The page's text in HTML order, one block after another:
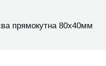
прямокутна 80х40мм